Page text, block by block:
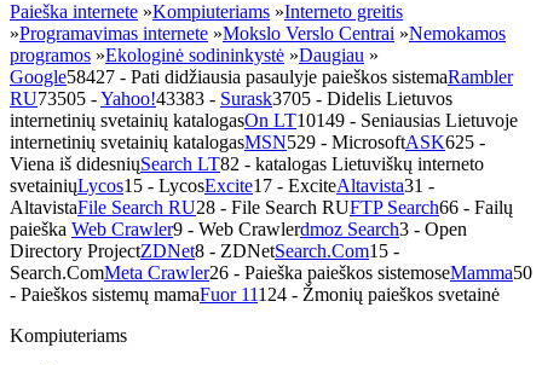
Paieška internete »Kompiuteriams »Interneto greitis
»Programavimas internete »Mokslo Verslo Centrai »Nemokamos
programos »Ekologinė sodininkystė »Daugiau »
Google58427 - Pati didžiausia pasaulyje paieškos sistemaRambler
RU73505 -Yahoo!43383 - Surask3705 - Didelis Lietuvos
internetinių svetainių katalogasOn LT10149 - Seniausias Lietuvoje
internetinių svetainių katalogasMSN529 - MicrosoftASK625 -
Viena iš didesniųSearch LT82 - katalogas Lietuviškų interneto
svetainiųLycos15 - LycosExcite17 - ExciteAltavista31 -
AltavistaFile Search RU28 - File Search RUFTP Search66 - Failų
paieška Web Crawler9 - Web Crawlerdmoz Search3 - Open
Directory ProjectZDNet8 - ZDNetSearch.Com15 -
Search.ComMeta Crawler26 - Paieška paieškos sistemoseMamma50
- Paieškos sistemų mamaFuor 11124 - Žmonių paieškos svetainė
Kompiuteriams